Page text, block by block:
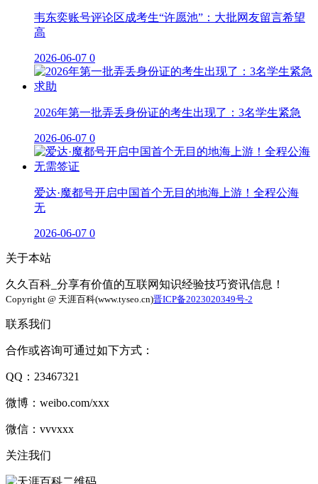
韦东奕账号评论区成考生“许愿池”：大批网友留言希望
高
2026-06-07 0
2026年第一批弄丢身份证的考生出现了：3名学生紧急
2026-06-07 0
爱达·魔都号开启中国首个无目的地海上游！全程公海
无
2026-06-07 0
关于本站
久久百科_分享有价值的互联网知识经验技巧资讯信息！
Copyright @ 天涯百科(www.tyseo.cn)晋ICP备2023020349号-2
联系我们
合作或咨询可通过如下方式：
QQ：23467321
微博：weibo.com/xxx
微信：vvvxxx
关注我们